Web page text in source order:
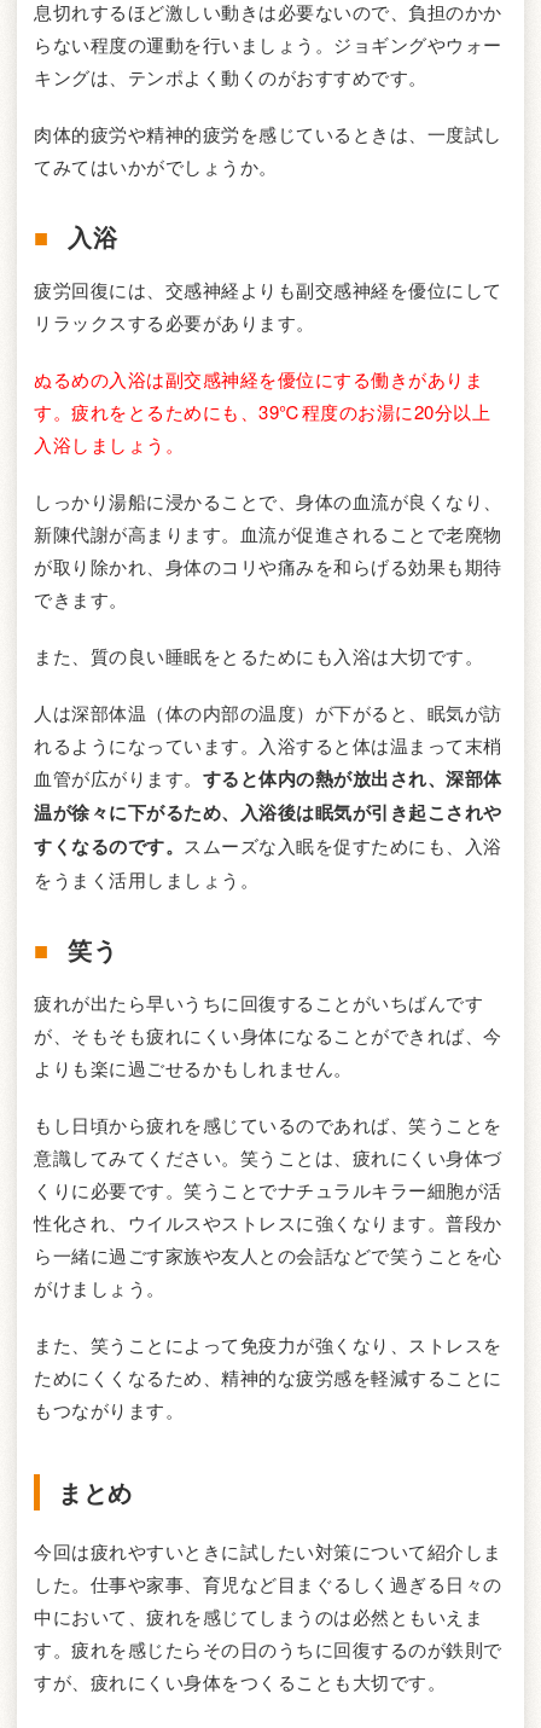
息切れするほど激しい動きは必要ないので、負担のかか
らない程度の運動を行いましょう。ジョギングやウォー
キングは、テンポよく動くのがおすすめです。
肉体的疲労や精神的疲労を感じているときは、一度試し
てみてはいかがでしょうか。
入浴
疲労回復には、交感神経よりも副交感神経を優位にして
リラックスする必要があります。
ぬるめの入浴は副交感神経を優位にする働きがありま
す。疲れをとるためにも、39℃程度のお湯に20分以上
入浴しましょう。
しっかり湯船に浸かることで、身体の血流が良くなり、
新陳代謝が高まります。血流が促進されることで老廃物
が取り除かれ、身体のコリや痛みを和らげる効果も期待
できます。
また、質の良い睡眠をとるためにも入浴は大切です。
人は深部体温（体の内部の温度）が下がると、眠気が訪
れるようになっています。入浴すると体は温まって末梢
血管が広がります。 すると体内の熱が放出され、深部体
温が徐々に下がるため、入浴後は眠気が引き起こされや
すくなるのです。 スムーズな入眠を促すためにも、入浴
をうまく活用しましょう。
笑う
疲れが出たら早いうちに回復することがいちばんです
が、そもそも疲れにくい身体になることができれば、今
よりも楽に過ごせるかもしれません。
もし日頃から疲れを感じているのであれば、笑うことを
意識してみてください。笑うことは、疲れにくい身体づ
くりに必要です。笑うことでナチュラルキラー細胞が活
性化され、ウイルスやストレスに強くなります。普段か
ら一緒に過ごす家族や友人との会話などで笑うことを心
がけましょう。
また、笑うことによって免疫力が強くなり、ストレスを
ためにくくなるため、精神的な疲労感を軽減することに
もつながります。
まとめ
今回は疲れやすいときに試したい対策について紹介しま
した。仕事や家事、育児など目まぐるしく過ぎる日々の
中において、疲れを感じてしまうのは必然ともいえま
す。疲れを感じたらその日のうちに回復するのが鉄則で
すが、疲れにくい身体をつくることも大切です。